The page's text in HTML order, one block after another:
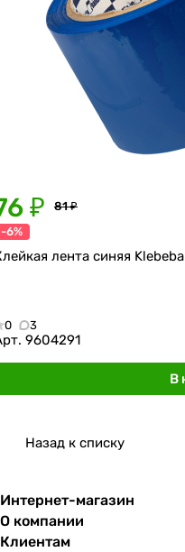
₽
81 ₽
-6%
лента синяя
0 3
9604291
В
Назад к списку
Интернет-магазин
О компании
Клиентам